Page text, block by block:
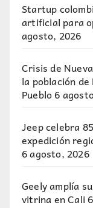
Startup
artificial para
agosto, 2026
Crisis de
la población
Pueblo6
Jeep celebra
expedición
6 agosto, 2026
Geely amplía
vitrina en Cali